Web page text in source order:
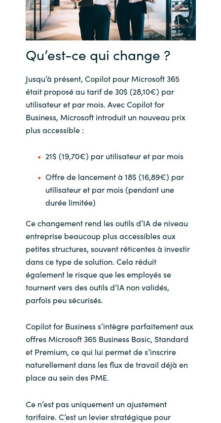
Poland
Portugal
Romania
Serbia
Spain
Sri Lanka
Sweden
Switzerland
Ukraine
United States
Qu’est-ce qui change ?
Jusqu’à présent, Copilot pour Microsoft 365
était proposé au tarif de 30$ (28,10€) par
utilisateur et par mois. Avec Copilot for
Business, Microsoft introduit un nouveau prix
plus accessible :
21$ (19,70€) par utilisateur et par mois
Offre de lancement à 18$ (16,89€) par
utilisateur et par mois (pendant une
durée limitée)
Ce changement rend les outils d’IA de niveau
entreprise beaucoup plus accessibles aux
petites structures, souvent réticentes à investir
dans ce type de solution. Cela réduit
également le risque que les employés se
tournent vers des outils d’IA non validés,
parfois peu sécurisés.
Copilot for Business s’intègre parfaitement aux
offres Microsoft 365 Business Basic, Standard
et Premium, ce qui lui permet de s’inscrire
naturellement dans les flux de travail déjà en
place au sein des PME.
Ce n’est pas uniquement un ajustement
tarifaire. C’est un levier stratégique pour